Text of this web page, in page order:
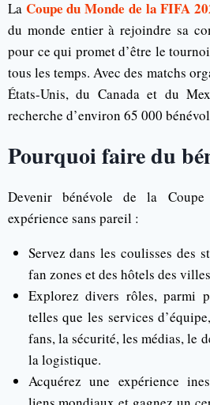
La Coupe du Monde de la FIFA
du monde entier à rejoindre sa
pour ce qui promet d’être le
tous les temps. Avec des matchs
États-Unis, du Canada et du
recherche d’environ 65 000
Pourquoi faire du
Devenir bénévole de la
expérience sans pareil :
Servez dans les coulisses des
fan zones et des hôtels des
Explorez divers rôles, parmi
telles que les services
fans, la sécurité, les médias, le
la logistique.
Acquérez une expérience